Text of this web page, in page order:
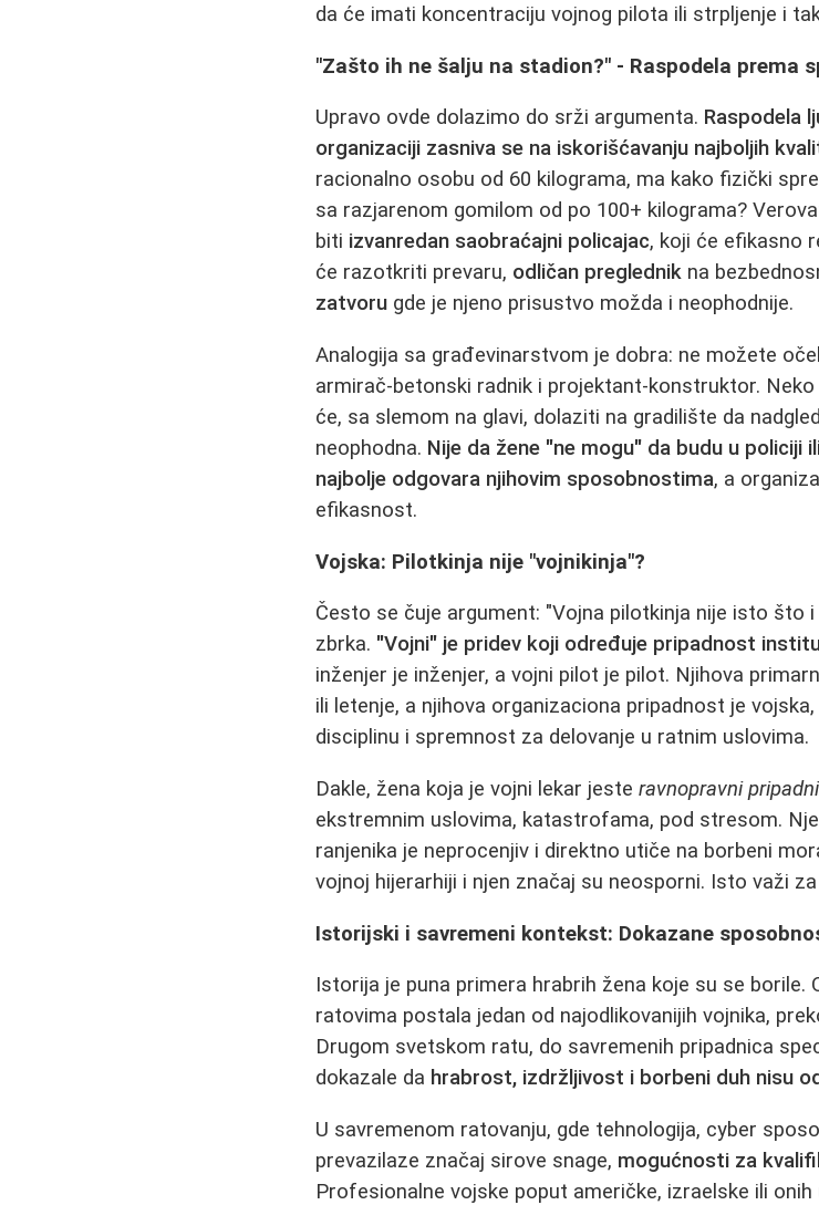
da će imati koncentraciju vojnog pilota ili strpljenje i
"Zašto ih ne šalju na stadion?" - Raspodela prema
Upravo ovde dolazimo do srži argumenta. Raspodela
organizaciji zasniva se na iskorišćavanju najboljih
racionalno osobu od 60 kilograma, ma kako fizički
sa razjarenom gomilom od po 100+ kilograma?
biti izvanredan saobraćajni policajac, koji će efikasno
će razotkriti prevaru, odličan preglednik na
zatvoru gde je njeno prisustvo možda i neophodnije.
Analogija sa građevinarstvom je dobra: ne možete
armirač-betonski radnik i projektant-konstruktor.
će, sa slemom na glavi, dolaziti na gradilište da
neophodna. Nije da žene "ne mogu" da budu u policiji
najbolje odgovara njihovim sposobnostima, a
efikasnost.
Vojska: Pilotkinja nije "vojnikinja"?
Često se čuje argument: "Vojna pilotkinja nije isto što
zbrka. "Vojni" je pridev koji određuje pripadnost
inženjer je inženjer, a vojni pilot je pilot. Njihova
ili letenje, a njihova organizaciona pripadnost je
disciplinu i spremnost za delovanje u ratnim uslovima.
Dakle, žena koja je vojni lekar jesteravnopravni
ekstremnim uslovima, katastrofama, pod stresom.
ranjenika je neprocenjiv i direktno utiče na borbeni
vojnoj hijerarhiji i njen značaj su neosporni. Isto važi
Istorijski i savremeni kontekst: Dokazane
Istorija je puna primera hrabrih žena koje su se borile.
ratovima postala jedan od najodlikovanijih vojnika,
Drugom svetskom ratu, do savremenih pripadnica
dokazale da hrabrost, izdržljivost i borbeni duh nisu
U savremenom ratovanju, gde tehnologija, cyber
prevazilaze značaj sirove snage, mogućnosti za
Profesionalne vojske poput američke, izraelske ili